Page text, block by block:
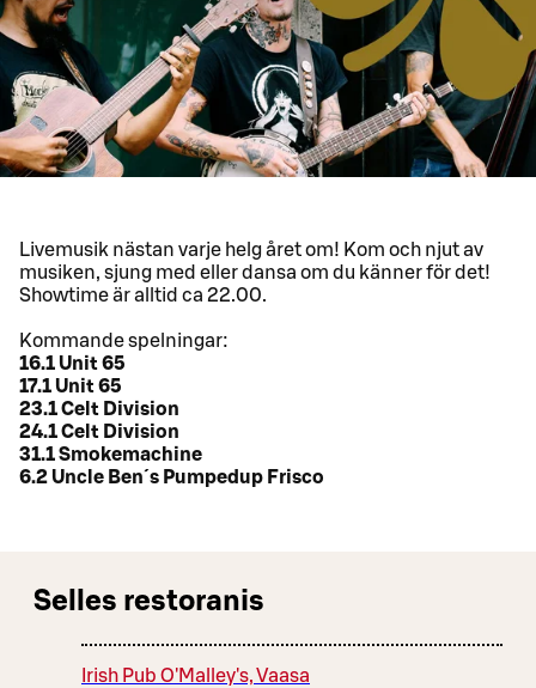
Livemusik nästan varje helg året om! Kom och njut av
musiken, sjung med eller dansa om du känner för det!
Showtime är alltid ca 22.00.
Kommande spelningar:
16.1 Unit 65
17.1 Unit 65
23.1 Celt Division
24.1 Celt Division
31.1 Smokemachine
6.2 Uncle Ben´s Pumpedup Frisco
Selles restoranis
Irish Pub O'Malley's, Vaasa